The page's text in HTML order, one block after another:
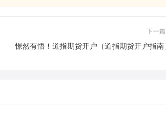
下一篇
憬然有悟！道指期货开户（道指期货开户指